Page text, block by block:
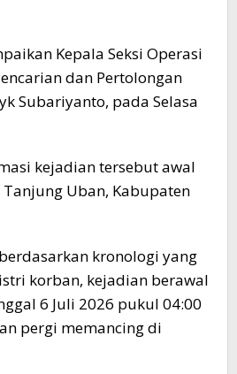
Kepala Seksi Operasi
dan Pertolongan
Subariyanto, pada Selasa
kejadian tersebut awal
Uban, Kabupaten
kronologi yang
korban, kejadian berawal
6 Juli 2026 pukul 04:00
pergi memancing di